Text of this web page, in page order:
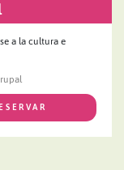
a la cultura e